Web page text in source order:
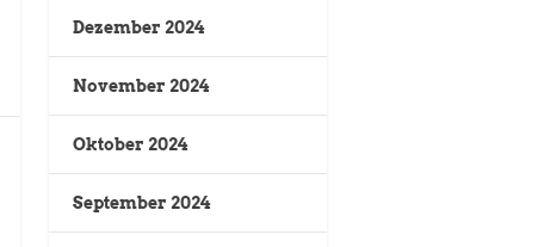
Dezember 2024
November 2024
Oktober 2024
September 2024